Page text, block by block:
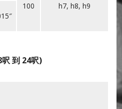
100
h7, h8, h9
到 24呎)